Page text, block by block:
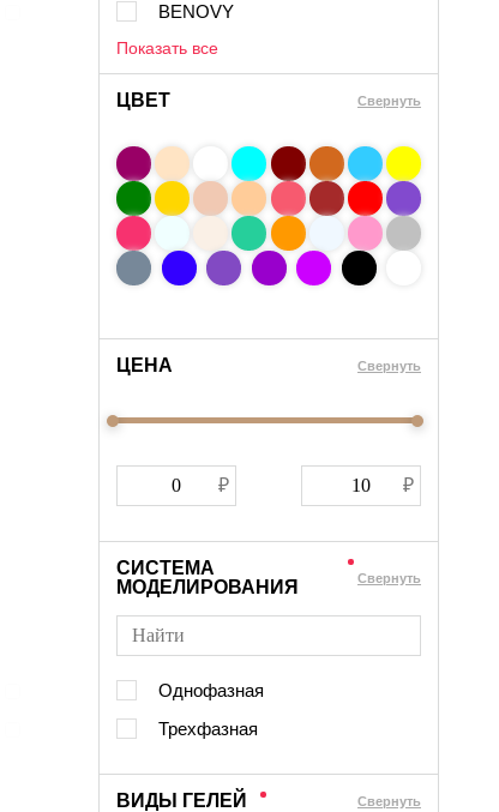
BENOVY
Показать все
ЦВЕТ Свернуть
ЦЕНА Cвернуть
СИСТЕМА
МОДЕЛИРОВАНИЯ
Cвернуть
Однофазная
Трехфазная
ВИДЫ ГЕЛЕЙ Cвернуть